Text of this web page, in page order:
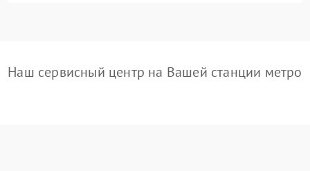
Наш сервисный центр на Вашей станции метро